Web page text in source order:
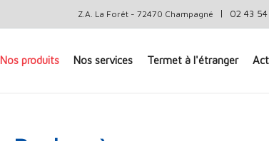
Z.A. La Forêt - 72470 Champagné | 02 43
Nos produits Nos services Termet à l'étranger